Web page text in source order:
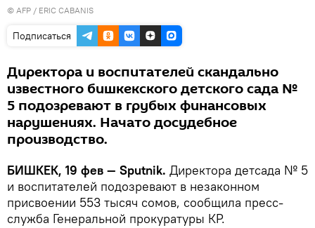
© AFP / ERIC CABANIS
Подписаться
Директора и воспитателей скандально
известного бишкекского детского сада №
5 подозревают в грубых финансовых
нарушениях. Начато досудебное
производство.
БИШКЕК, 19 фев — Sputnik. Директора детсада № 5
и воспитателей подозревают в незаконном
присвоении 553 тысяч сомов, сообщила пресс-
служба Генеральной прокуратуры КР.